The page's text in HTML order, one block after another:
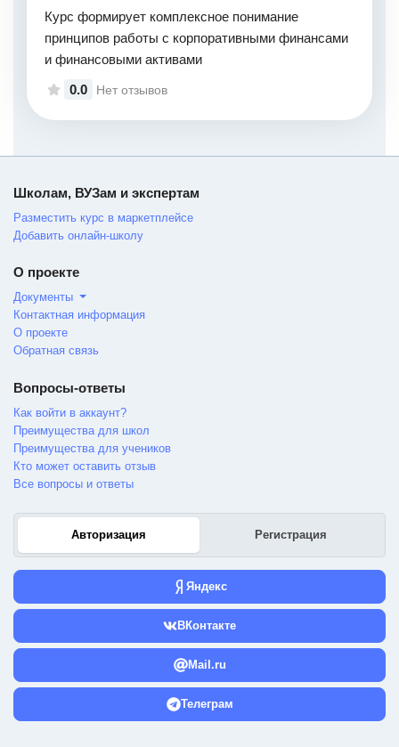
Курс формирует комплексное понимание
принципов работы с корпоративными финансами
и финансовыми активами
0.0
Нет отзывов
Школам, ВУЗам и экспертам
Разместить курс в маркетплейсе
Добавить онлайн-школу
О проекте
Документы
Контактная информация
О проекте
Обратная связь
Вопросы-ответы
Как войти в аккаунт?
Преимущества для школ
Преимущества для учеников
Кто может оставить отзыв
Все вопросы и ответы
Авторизация Регистрация
Яндекс
ВКонтакте
Mail.ru
Телеграм